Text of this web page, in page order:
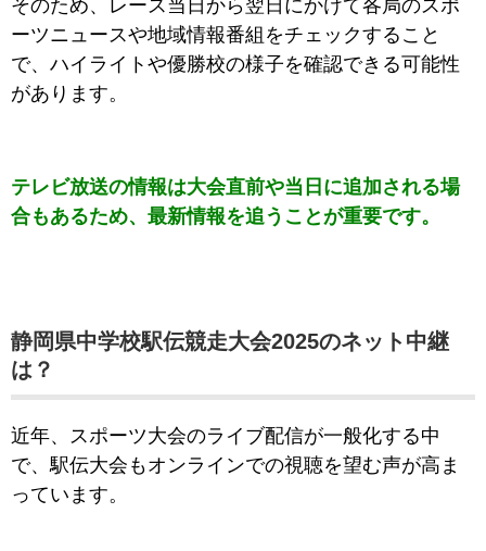
そのため、レース当日から翌日にかけて各局のスポ
ーツニュースや地域情報番組をチェックすること
で、ハイライトや優勝校の様子を確認できる可能性
があります。
テレビ放送の情報は大会直前や当日に追加される場
合もあるため、最新情報を追うことが重要です。
静岡県中学校駅伝競走大会2025のネット中継
は？
近年、スポーツ大会のライブ配信が一般化する中
で、駅伝大会もオンラインでの視聴を望む声が高ま
っています。